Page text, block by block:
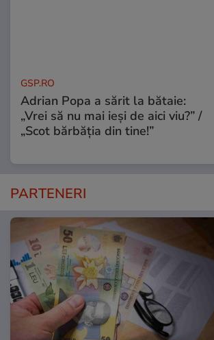
GSP.RO
Adrian Popa a sărit la bătaie:
„Vrei să nu mai ieși de aici viu?” /
„Scot bărbăția din tine!”
PARTENERI